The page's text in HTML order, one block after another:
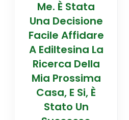
Me. È Stata
Una Decisione
Facile Affidare
A Ediltesina La
Ricerca Della
Mia Prossima
Casa, E Si, È
Stato Un